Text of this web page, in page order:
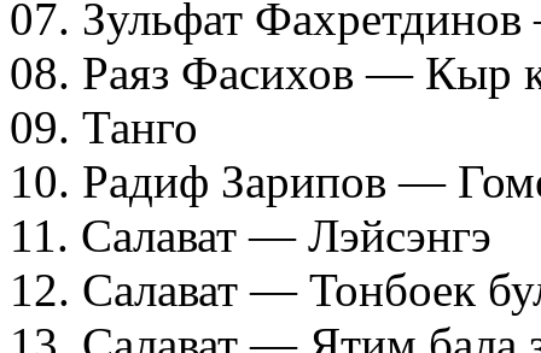
07. Зульфат
08. Раяз Фасихов — Кыр
09. Танго
10. Радиф Зарипов —
11. Салават — Лэйсэнгэ
12. Салават — Тонбоек